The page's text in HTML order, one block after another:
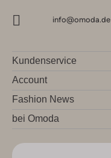
info@omoda.de
Kundenservice
Account
Fashion News
bei Omoda